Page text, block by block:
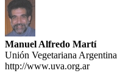
Manuel Alfredo Martí
Unión Vegetariana Argentina
http://www.uva.org.ar